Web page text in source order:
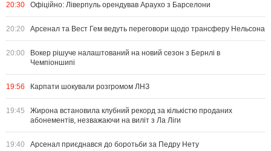
20:30 Офіційно: Ліверпуль орендував Араухо з Барселони
20:20 Арсенал та Вест Гем ведуть переговори щодо трансферу Нельсона
20:00
Вокер рішуче налаштований на новий сезон з Бернлі в
Чемпіоншипі
19:56 Карпати шокували розгромом ЛНЗ
19:45
Жирона встановила клубний рекорд за кількістю проданих
абонементів, незважаючи на виліт з Ла Ліги
19:40 Арсенал приєднався до боротьби за Педру Нету